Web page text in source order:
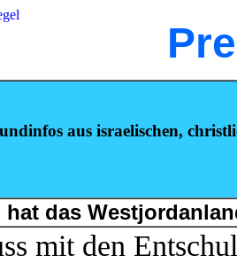
aus israelischen,
hat das
mit den